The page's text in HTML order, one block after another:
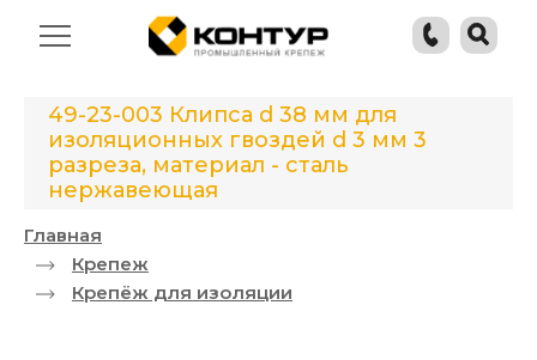
49-23-003 Клипса d 38 мм для
изоляционных гвоздей d 3 мм 3
разреза, материал - сталь
нержавеющая
Главная
Крепеж
Крепёж для изоляции